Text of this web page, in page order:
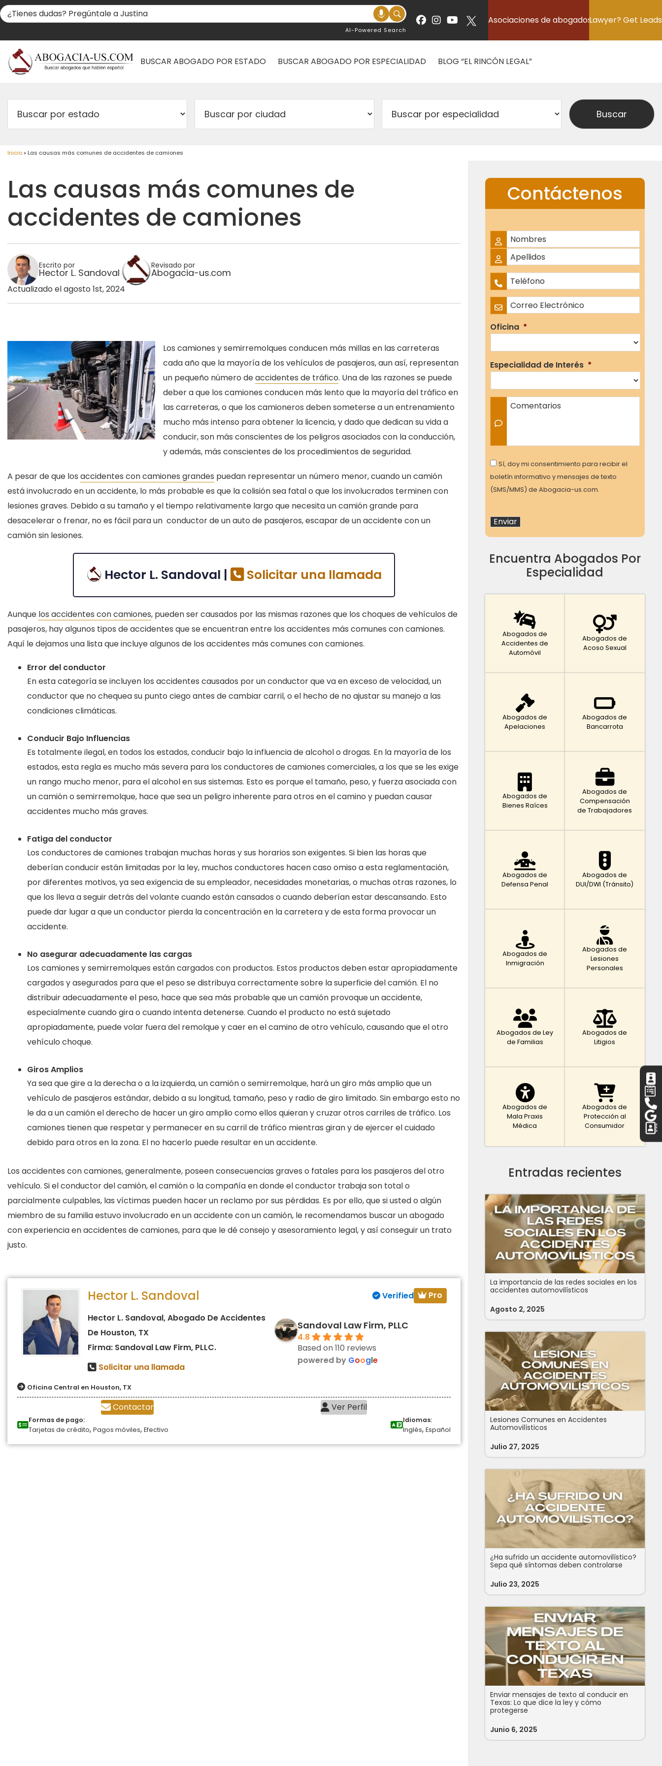
AI-Powered Search
Asociaciones de abogadosLawyer? Get Leads
BUSCAR ABOGADO POR ESTADO BUSCAR ABOGADO POR ESPECIALIDAD BLOG “EL RINCÓN LEGAL”
Inicio» Las causas más comunes de accidentes de camiones
Las causas más comunes de
accidentes de camiones
Escrito por
Hector L. Sandoval
Revisado por
Abogacia-us.com
Actualizado el agosto 1st, 2024
Los camiones y semirremolques conducen más millas en las carreteras
cada año que la mayoría de los vehículos de pasajeros, aun así, representan
un pequeño número deaccidentes de tráfico. Una de las razones se puede
deber a que los camiones conducen más lento que la mayoría del tráfico en
las carreteras, o que los camioneros deben someterse a un entrenamiento
mucho más intenso para obtener la licencia, y dado que dedican su vida a
conducir, son más conscientes de los peligros asociados con la conducción,
y además, más conscientes de los procedimientos de seguridad.
A pesar de que los accidentes con camiones grandes puedan representar un número menor, cuando un camión
está involucrado en un accidente, lo más probable es que la colisión sea fatal o que los involucrados terminen con
lesiones graves. Debido a su tamaño y el tiempo relativamente largo que necesita un camión grande para
desacelerar o frenar, no es fácil para un conductor de un auto de pasajeros, escapar de un accidente con un
camión sin lesiones.
Hector L. Sandoval | Solicitar una llamada
Aunque los accidentes con camiones, pueden ser causados por las mismas razones que los choques de vehículos de
pasajeros, hay algunos tipos de accidentes que se encuentran entre los accidentes más comunes con camiones.
Aquí le dejamos una lista que incluye algunos de los accidentes más comunes con camiones.
Error del conductor
En esta categoría se incluyen los accidentes causados por un conductor que va en exceso de velocidad, un
conductor que no chequea su punto ciego antes de cambiar carril, o el hecho de no ajustar su manejo a las
condiciones climáticas.
Conducir Bajo Influencias
Es totalmente ilegal, en todos los estados, conducir bajo la influencia de alcohol o drogas. En la mayoría de los
estados, esta regla es mucho más severa para los conductores de camiones comerciales, a los que se les exige
un rango mucho menor, para el alcohol en sus sistemas. Esto es porque el tamaño, peso, y fuerza asociada con
un camión o semirremolque, hace que sea un peligro inherente para otros en el camino y puedan causar
accidentes mucho más graves.
Fatiga del conductor
Los conductores de camiones trabajan muchas horas y sus horarios son exigentes. Si bien las horas que
deberían conducir están limitadas por la ley, muchos conductores hacen caso omiso a esta reglamentación,
por diferentes motivos, ya sea exigencia de su empleador, necesidades monetarias, o muchas otras razones, lo
que los lleva a seguir detrás del volante cuando están cansados o cuando deberían estar descansando. Esto
puede dar lugar a que un conductor pierda la concentración en la carretera y de esta forma provocar un
accidente.
No asegurar adecuadamente las cargas
Los camiones y semirremolques están cargados con productos. Estos productos deben estar apropiadamente
cargados y asegurados para que el peso se distribuya correctamente sobre la superficie del camión. El no
distribuir adecuadamente el peso, hace que sea más probable que un camión provoque un accidente,
especialmente cuando gira o cuando intenta detenerse. Cuando el producto no está sujetado
apropiadamente, puede volar fuera del remolque y caer en el camino de otro vehículo, causando que el otro
vehículo choque.
Giros Amplios
Ya sea que gire a la derecha o a la izquierda, un camión o semirremolque, hará un giro más amplio que un
vehículo de pasajeros estándar, debido a su longitud, tamaño, peso y radio de giro limitado. Sin embargo esto no
le da a un camión el derecho de hacer un giro amplio como ellos quieran y cruzar otros carriles de tráfico. Los
camiones tienen que respetar y permanecer en su carril de tráfico mientras giran y de ejercer el cuidado
debido para otros en la zona. El no hacerlo puede resultar en un accidente.
Los accidentes con camiones, generalmente, poseen consecuencias graves o fatales para los pasajeros del otro
vehículo. Si el conductor del camión, el camión o la compañía en donde el conductor trabaja son total o
parcialmente culpables, las víctimas pueden hacer un reclamo por sus pérdidas. Es por ello, que si usted o algún
miembro de su familia estuvo involucrado en un accidente con un camión, le recomendamos buscar un abogado
con experiencia en accidentes de camiones, para que le dé consejo y asesoramiento legal, y así conseguir un trato
justo.
Hector L. Sandoval Verified
Pro
Hector L. Sandoval, Abogado De Accidentes
De Houston, TX
Firma: Sandoval Law Firm, PLLC.
Solicitar una llamada
Sandoval Law Firm, PLLC
4.8
Based on 110 reviews
powered by Google
Oficina Central en Houston, TX
Contactar Ver Perfil
Formas de pago:
Tarjetas de crédito, Pagos móviles, Efectivo
Idiomas:
Inglés, Español
Contáctenos
Nombre Completo
Nombres
Apellidos
Teléfono *
Correo Electrónico *
Oficina *
Especialidad de Interés *
Comentarios
Consent
Sí, doy mi consentimiento para recibir el
boletín informativo y mensajes de texto
(SMS/MMS) de Abogacia-us.com.
Encuentra Abogados Por
Especialidad
Abogados de
Accidentes de
Automóvil
Abogados de
Acoso Sexual
Abogados de
Apelaciones
Abogados de
Bancarrota
Abogados de
Bienes Raíces
Abogados de
Compensación
de Trabajadores
Abogados de
Defensa Penal
Abogados de
DUI/DWI (Tránsito)
Abogados de
Inmigración
Abogados de
Lesiones
Personales
Abogados de Ley
de Familias
Abogados de
Litigios
Abogados de
Mala Praxis
Médica
Abogados de
Protección al
Consumidor
Entradas recientes
La importancia de las redes sociales en los
accidentes automovilísticos
Agosto 2, 2025
Lesiones Comunes en Accidentes
Automovilísticos
Julio 27, 2025
¿Ha sufrido un accidente automovilístico?
Sepa qué síntomas deben controlarse
Julio 23, 2025
Enviar mensajes de texto al conducir en
Texas: Lo que dice la ley y cómo
protegerse
Junio 6, 2025